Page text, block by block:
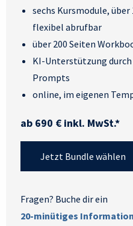
sechs Kursmodule,
flexibel abrufbar
über 200 Seiten
KI-Unterstützung
Prompts
online, im eigenen
ab 690 € inkl. MwSt.*
Jetzt Bundle wählen
Fragen? Buche dir ein
20-minütiges